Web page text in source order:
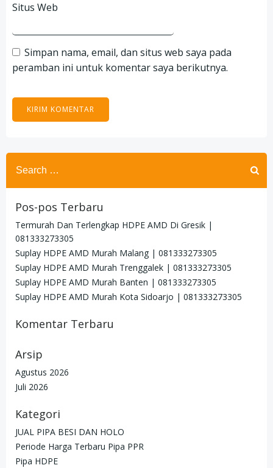
Situs Web
Simpan nama, email, dan situs web saya pada
peramban ini untuk komentar saya berikutnya.
Search
for:
Pos-pos Terbaru
Termurah Dan Terlengkap HDPE AMD Di Gresik |
081333273305
Suplay HDPE AMD Murah Malang | 081333273305
Suplay HDPE AMD Murah Trenggalek | 081333273305
Suplay HDPE AMD Murah Banten | 081333273305
Suplay HDPE AMD Murah Kota Sidoarjo | 081333273305
Komentar Terbaru
Arsip
Agustus 2026
Juli 2026
Kategori
JUAL PIPA BESI DAN HOLO
Periode Harga Terbaru Pipa PPR
Pipa HDPE